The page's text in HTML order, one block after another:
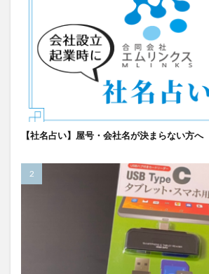
【社名占い】屋号・会社名が決まらない方へ